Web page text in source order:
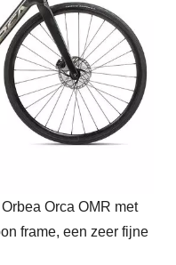
Orca OMR met
frame, een zeer fijne